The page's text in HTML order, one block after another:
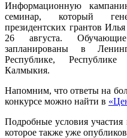
Информационную
семинар, который
президентских грантов
26 августа.
запланированы в
Республике,
Калмыкия.
Напомним, что ответы на
конкурсе можно найти в
Подробные условия
которое также уже